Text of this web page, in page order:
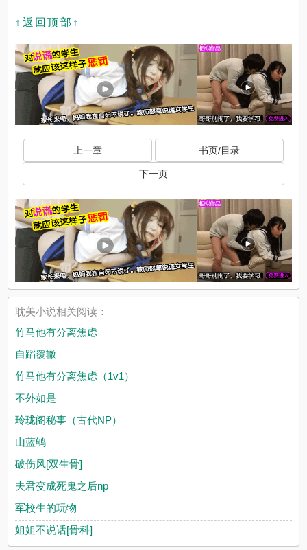
↑返回顶部↑
上一章 书页/目录
下一页
耽美小说相关阅读：
竹马他有分离焦虑
自蹈覆辙
竹马他有分离焦虑（1v1）
不外如是
玲珑阁秘事（古代NP）
山蓝鸲
破伤风[双生骨]
夫君变成死鬼之后np
军校生的玩物
姐姐不说话[骨科]